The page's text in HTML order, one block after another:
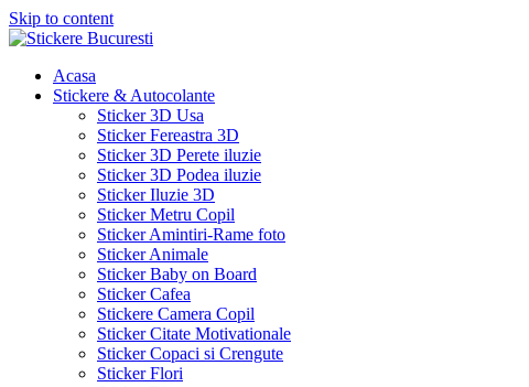
Skip to content
Acasa
Stickere & Autocolante
Sticker 3D Usa
Sticker Fereastra 3D
Sticker 3D Perete iluzie
Sticker 3D Podea iluzie
Sticker Iluzie 3D
Sticker Metru Copil
Sticker Amintiri-Rame foto
Sticker Animale
Sticker Baby on Board
Sticker Cafea
Stickere Camera Copil
Sticker Citate Motivationale
Sticker Copaci si Crengute
Sticker Flori